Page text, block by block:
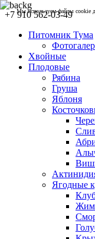
+7 910 562-03-49
Питомник Тума
Хвойные
Плодовые
Рябина
Груша
Яблоня
Ягодные
Мы используем файлы cookie